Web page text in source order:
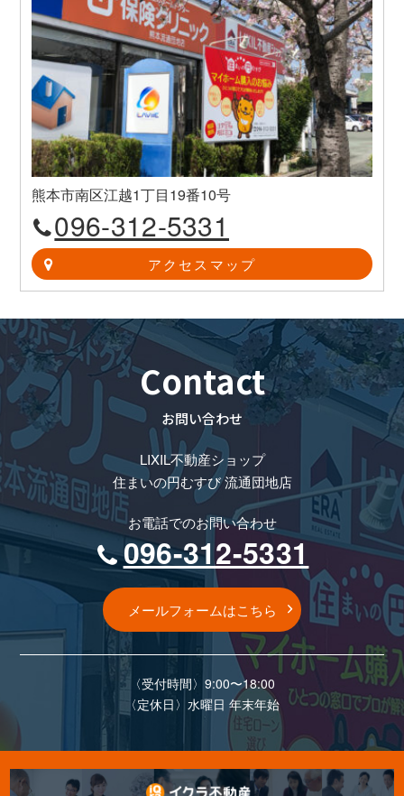
熊本市南区江越1丁目19番10号
096-312-5331
アクセスマップ
Contact
お問い合わせ
LIXIL不動産ショップ
住まいの円むすび 流通団地店
お電話でのお問い合わせ
096-312-5331
メールフォームはこちら
〈受付時間〉9:00〜18:00
〈定休⽇〉⽔曜⽇ 年末年始